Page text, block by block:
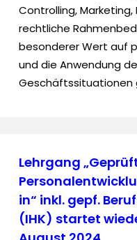
Controlling,
rechtliche
besonderer Wert auf
und die Anwendung
Geschäftssituationen
Lehrgang
in“ inkl. gepf.
(IHK) startet